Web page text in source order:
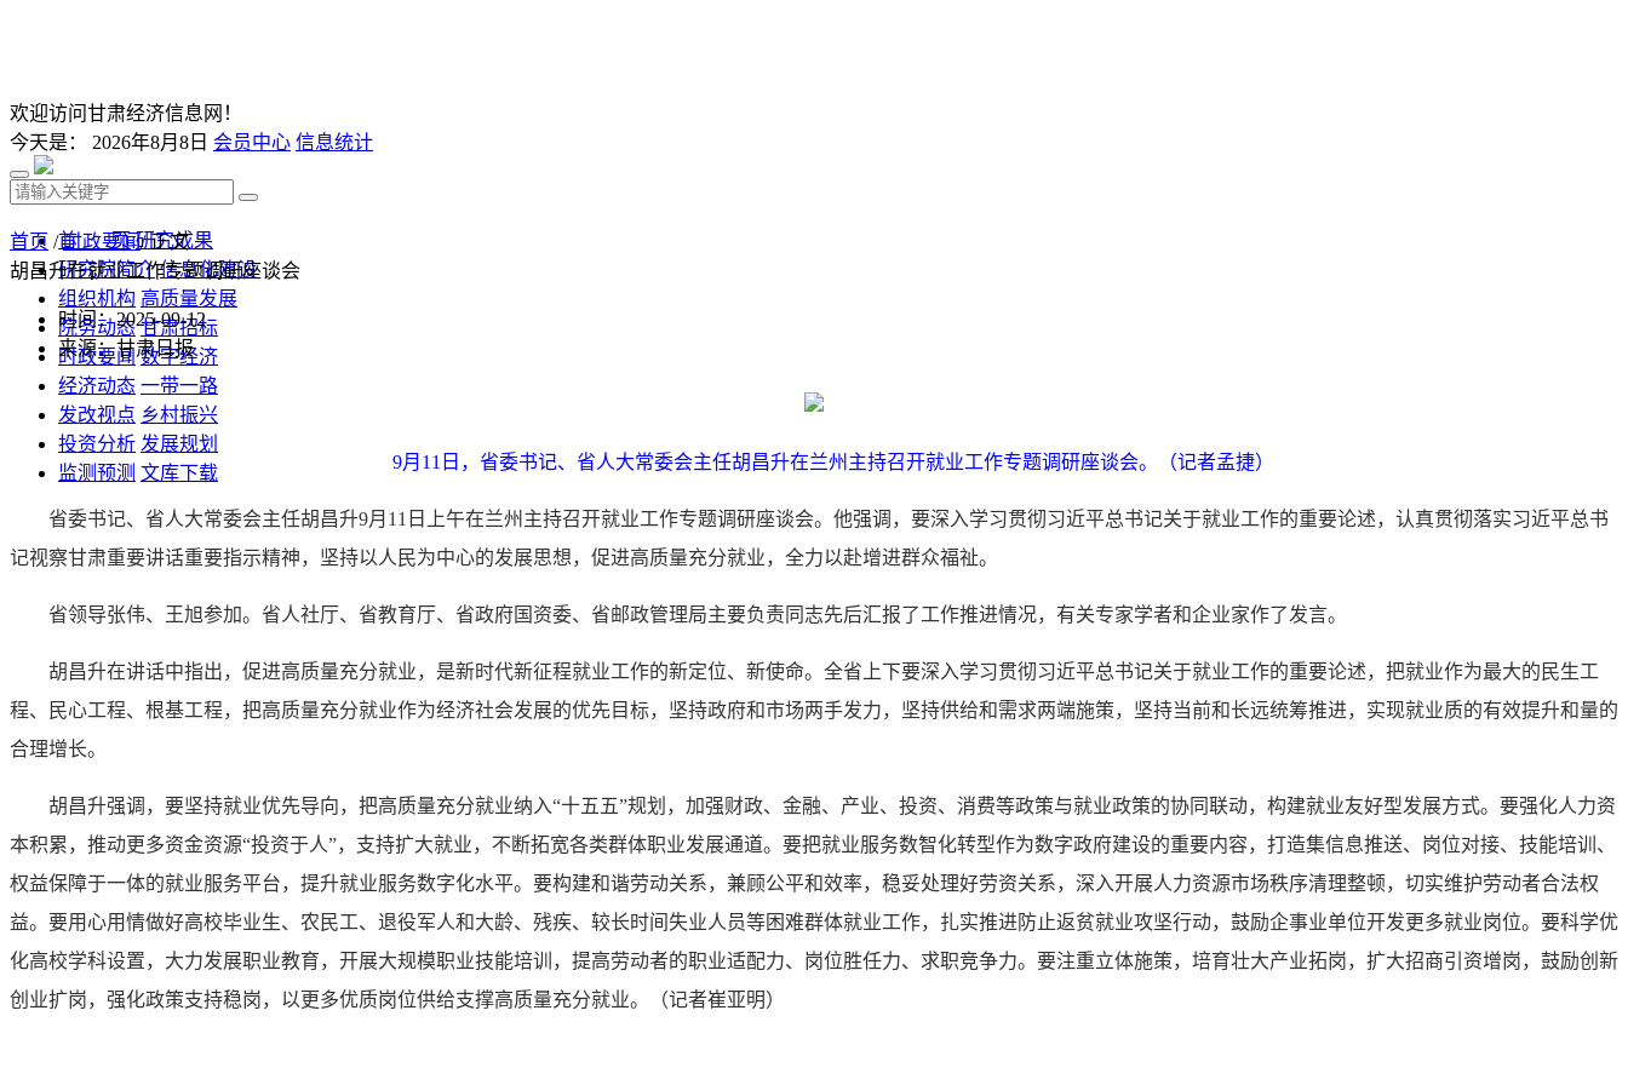
欢迎访问甘肃经济信息网！
今天是： 2026年8月8日 会员中心 信息统计
首 页 研究成果
研究院简介 信息化建设
组织机构 高质量发展
院务动态 甘肃招标
时政要闻 数字经济
经济动态 一带一路
发改视点 乡村振兴
投资分析 发展规划
监测预测 文库下载
首页 /时政要闻/ 正文
胡昌升在就业工作专题调研座谈会
时间：2025-09-12
来源：甘肃日报
9月11日，省委书记、省人大常委会主任胡昌升在兰州主持召开就业工作专题调研座谈会。（记者孟捷）
省委书记、省人大常委会主任胡昌升9月11日上午在兰州主持召开就业工作专题调研座谈会。他强调，要深入学习贯彻习近平总书记关于就业工作的重要论述，认真贯彻落实习近平总书
记视察甘肃重要讲话重要指示精神，坚持以人民为中心的发展思想，促进高质量充分就业，全力以赴增进群众福祉。
省领导张伟、王旭参加。省人社厅、省教育厅、省政府国资委、省邮政管理局主要负责同志先后汇报了工作推进情况，有关专家学者和企业家作了发言。
胡昌升在讲话中指出，促进高质量充分就业，是新时代新征程就业工作的新定位、新使命。全省上下要深入学习贯彻习近平总书记关于就业工作的重要论述，把就业作为最大的民生工
程、民心工程、根基工程，把高质量充分就业作为经济社会发展的优先目标，坚持政府和市场两手发力，坚持供给和需求两端施策，坚持当前和长远统筹推进，实现就业质的有效提升和量的
合理增长。
胡昌升强调，要坚持就业优先导向，把高质量充分就业纳入“十五五”规划，加强财政、金融、产业、投资、消费等政策与就业政策的协同联动，构建就业友好型发展方式。要强化人力资
本积累，推动更多资金资源“投资于人”，支持扩大就业，不断拓宽各类群体职业发展通道。要把就业服务数智化转型作为数字政府建设的重要内容，打造集信息推送、岗位对接、技能培训、
权益保障于一体的就业服务平台，提升就业服务数字化水平。要构建和谐劳动关系，兼顾公平和效率，稳妥处理好劳资关系，深入开展人力资源市场秩序清理整顿，切实维护劳动者合法权
益。要用心用情做好高校毕业生、农民工、退役军人和大龄、残疾、较长时间失业人员等困难群体就业工作，扎实推进防止返贫就业攻坚行动，鼓励企事业单位开发更多就业岗位。要科学优
化高校学科设置，大力发展职业教育，开展大规模职业技能培训，提高劳动者的职业适配力、岗位胜任力、求职竞争力。要注重立体施策，培育壮大产业拓岗，扩大招商引资增岗，鼓励创新
创业扩岗，强化政策支持稳岗，以更多优质岗位供给支撑高质量充分就业。（记者崔亚明）